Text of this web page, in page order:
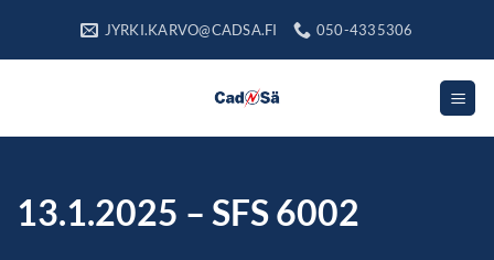
JYRKI.KARVO@CADSA.FI 050-4335306
13.1.2025 – SFS 6002